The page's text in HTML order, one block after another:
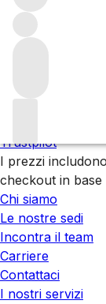
Attendere
Stiamo
Trustpilot
I prezzi
checkout in base
Chi siamo
Le nostre sedi
Incontra il team
Carriere
Contattaci
I nostri servizi